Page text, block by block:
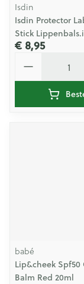
Isdin
Isdin Protector
Stick
€ 8,95
babé
Lip&cheek Spf50
Balm Red 20ml